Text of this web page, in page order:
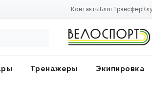
Контакты БлогТрансфер
Тренажеры Экипировка